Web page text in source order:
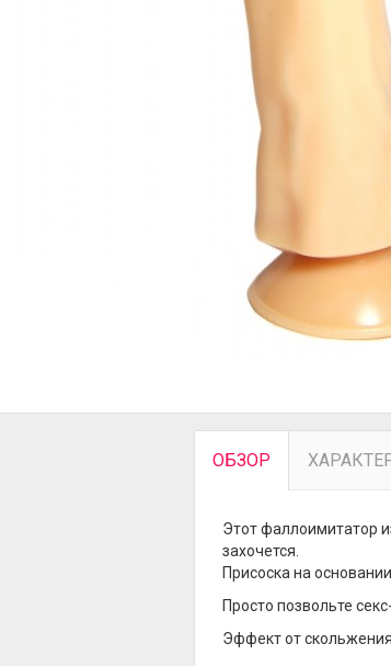
ОБЗОР
Этот фаллоимитатор
захочется.
Присоска на
Просто позвольте
Эффект от